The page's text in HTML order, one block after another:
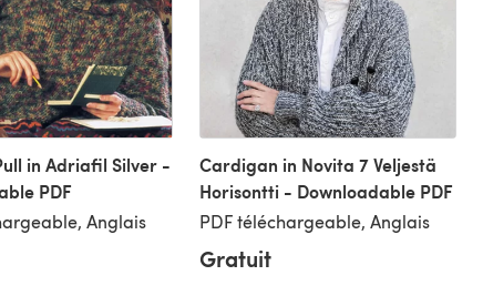
in Adriafil Silver -
PDF
Anglais
Cardigan in Novita 7 Veljestä
Horisontti - Downloadable PDF
PDF téléchargeable, Anglais
Gratuit